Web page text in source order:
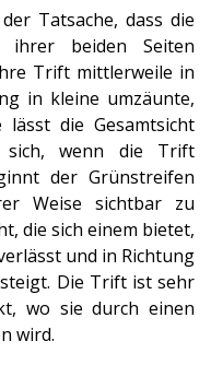
Tatsache, dass die
ihrer beiden Seiten
Trift mittlerweile in
in kleine umzäunte,
lässt die Gesamtsicht
sich, wenn die Trift
der Grünstreifen
Weise sichtbar zu
die sich einem bietet,
und in Richtung
Die Trift ist sehr
wo sie durch einen
wird.